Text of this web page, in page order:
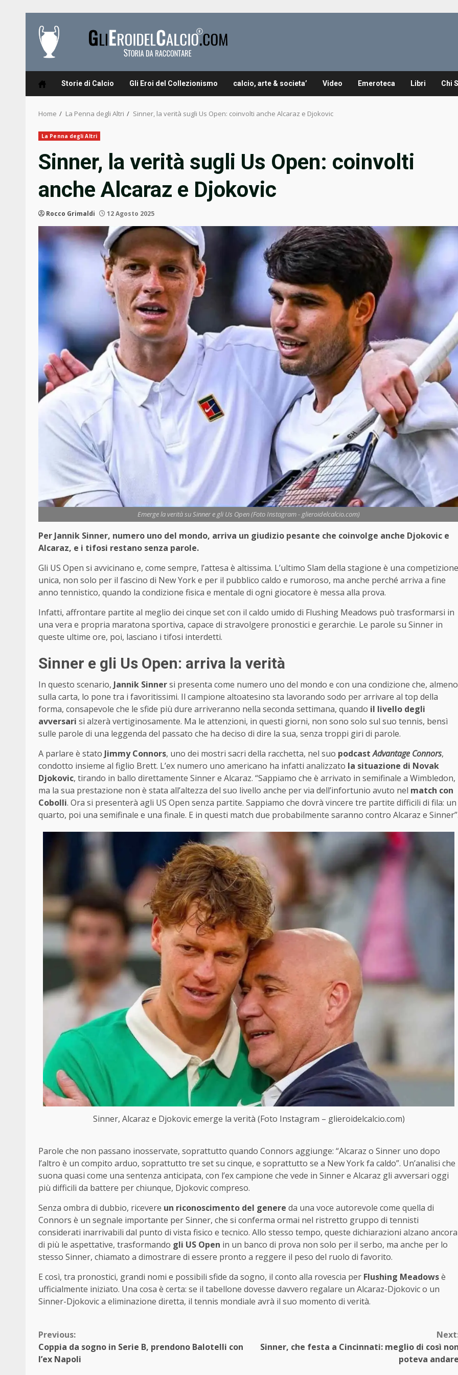
content
Storie di Calcio Gli Eroi del Collezionismo calcio, arte & societa’ Video Emeroteca Libri Chi
Home La Penna degli Altri Sinner, la verità sugli Us Open: coinvolti anche Alcaraz e Djokovic
La Penna degli Altri
Sinner, la verità sugli Us Open: coinvolti
anche Alcaraz e Djokovic
Rocco Grimaldi 12 Agosto 2025
Emerge la verità su Sinner e gli Us Open (Foto Instagram - glieroidelcalcio.com)
Per Jannik Sinner, numero uno del mondo, arriva un giudizio pesante che coinvolge anche Djokovic e
Alcaraz, e i tifosi restano senza parole.
Gli US Open si avvicinano e, come sempre, l’attesa è altissima. L’ultimo Slam della stagione è una competizione
unica, non solo per il fascino di New York e per il pubblico caldo e rumoroso, ma anche perché arriva a fine
anno tennistico, quando la condizione fisica e mentale di ogni giocatore è messa alla prova.
Infatti, affrontare partite al meglio dei cinque set con il caldo umido di Flushing Meadows può trasformarsi in
una vera e propria maratona sportiva, capace di stravolgere pronostici e gerarchie. Le parole su Sinner in
queste ultime ore, poi, lasciano i tifosi interdetti.
Sinner e gli Us Open: arriva la verità
In questo scenario, Jannik Sinnersi presenta come numero uno del mondo e con una condizione che, almeno
sulla carta, lo pone tra i favoritissimi. Il campione altoatesino sta lavorando sodo per arrivare al top della
forma, consapevole che le sfide più dure arriveranno nella seconda settimana, quando il livello degli
avversari si alzerà vertiginosamente. Ma le attenzioni, in questi giorni, non sono solo sul suo tennis, bensì
sulle parole di una leggenda del passato che ha deciso di dire la sua, senza troppi giri di parole.
A parlare è stato Jimmy Connors, uno dei mostri sacri della racchetta, nel suo podcastAdvantage Connors,
condotto insieme al figlio Brett. L’ex numero uno americano ha infatti analizzato la situazione di Novak
Djokovic, tirando in ballo direttamente Sinner e Alcaraz. “Sappiamo che è arrivato in semifinale a Wimbledon,
ma la sua prestazione non è stata all’altezza del suo livello anche per via dell’infortunio avuto nel match con
Cobolli. Ora si presenterà agli US Open senza partite. Sappiamo che dovrà vincere tre partite difficili di fila: un
quarto, poi una semifinale e una finale. E in questi match due probabilmente saranno contro Alcaraz e
Sinner, Alcaraz e Djokovic emerge la verità (Foto Instagram – glieroidelcalcio.com)
Parole che non passano inosservate, soprattutto quando Connors aggiunge: “Alcaraz o Sinner uno dopo
l’altro è un compito arduo, soprattutto tre set su cinque, e soprattutto se a New York fa caldo”. Un’analisi che
suona quasi come una sentenza anticipata, con l’ex campione che vede in Sinner e Alcaraz gli avversari oggi
più difficili da battere per chiunque, Djokovic compreso.
Senza ombra di dubbio, ricevere un riconoscimento del genere da una voce autorevole come quella di
Connors è un segnale importante per Sinner, che si conferma ormai nel ristretto gruppo di tennisti
considerati inarrivabili dal punto di vista fisico e tecnico. Allo stesso tempo, queste dichiarazioni alzano ancora
di più le aspettative, trasformando gli US Open in un banco di prova non solo per il serbo, ma anche per lo
stesso Sinner, chiamato a dimostrare di essere pronto a reggere il peso del ruolo di favorito.
E così, tra pronostici, grandi nomi e possibili sfide da sogno, il conto alla rovescia per Flushing Meadowsè
ufficialmente iniziato. Una cosa è certa: se il tabellone dovesse davvero regalare un Alcaraz-Djokovic o un
Sinner-Djokovic a eliminazione diretta, il tennis mondiale avrà il suo momento di verità.
Continue
Reading
Previous:
Coppia da sogno in Serie B, prendono Balotelli con
l’ex Napoli
Sinner, che festa a Cincinnati: meglio di così
poteva